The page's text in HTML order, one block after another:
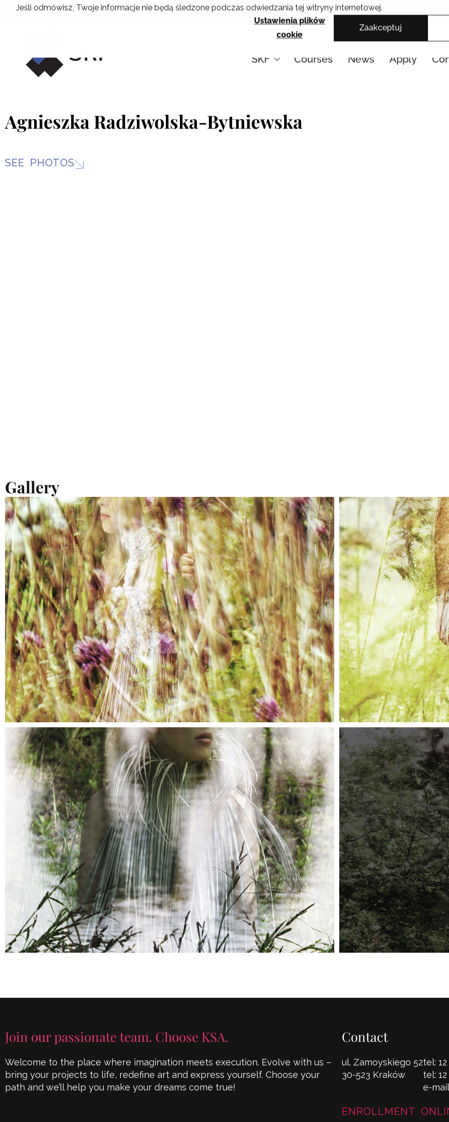
Jeśli odmówisz, Twoje informacje nie będą śledzone podczas odwiedzania tej witryny internetowej.
Ustawienia plików
cookie
Zaakceptuj
Skip
Cracow School of Art & Fashion Design
SKF Courses News Apply
Agnieszka Radziwolska-Bytniewska
SEE PHOTOS
Gallery
Join our passionate team. Choose KSA.
Welcome to the place where imagination meets execution. Evolve with us –
bring your projects to life, redefine art and express yourself. Choose your
path and we’ll help you make your dreams come true!
Contact
ul. Zamoyskiego 52
30-523 Kraków
tel:
tel:
e-
ENROLLMENT